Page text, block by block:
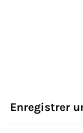
Enregistrer